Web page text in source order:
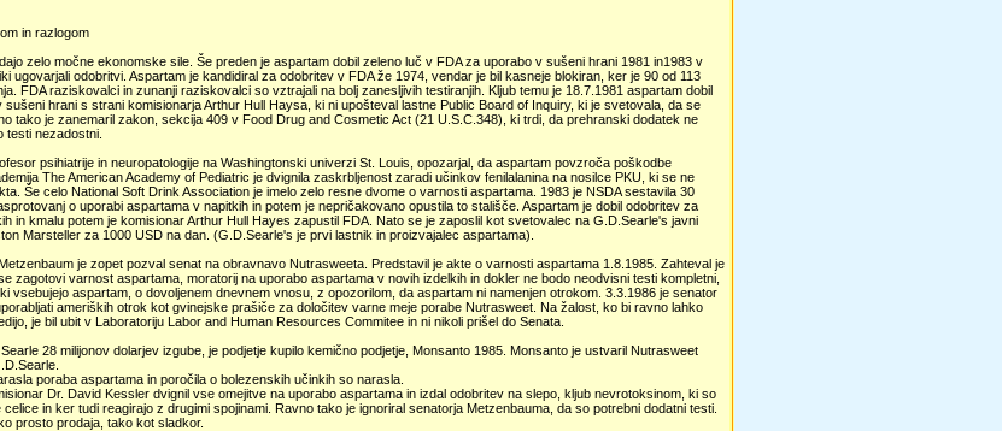
in razlogom
zelo močne ekonomske sile. Še preden je aspartam dobil zeleno luč v FDA za uporabo v sušeni hrani 1981 in1983 v
ugovarjali odobritvi. Aspartam je kandidiral za odobritev v FDA že 1974, vendar je bil kasneje blokiran, ker je 90 od 113
FDA raziskovalci in zunanji raziskovalci so vztrajali na bolj zanesljivih testiranjih. Kljub temu je 18.7.1981 aspartam dobil
hrani s strani komisionarja Arthur Hull Haysa, ki ni upošteval lastne Public Board of Inquiry, ki je svetovala, da se
tako je zanemaril zakon, sekcija 409 v Food Drug and Cosmetic Act (21 U.S.C.348), ki trdi, da prehranski dodatek ne
testi nezadostni.
psihiatrije in neuropatologije na Washingtonski univerzi St. Louis, opozarjal, da aspartam povzroča poškodbe
The American Academy of Pediatric je dvignila zaskrbljenost zaradi učinkov fenilalanina na nosilce PKU, ki se ne
Še celo National Soft Drink Association je imelo zelo resne dvome o varnosti aspartama. 1983 je NSDA sestavila 30
o uporabi aspartama v napitkih in potem je nepričakovano opustila to stališče. Aspartam je dobil odobritev za
in kmalu potem je komisionar Arthur Hull Hayes zapustil FDA. Nato se je zaposlil kot svetovalec na G.D.Searle's javni
Marsteller za 1000 USD na dan. (G.D.Searle's je prvi lastnik in proizvajalec aspartama).
je zopet pozval senat na obravnavo Nutrasweeta. Predstavil je akte o varnosti aspartama 1.8.1985. Zahteval je
zagotovi varnost aspartama, moratorij na uporabo aspartama v novih izdelkih in dokler ne bodo neodvisni testi kompletni,
vsebujejo aspartam, o dovoljenem dnevnem vnosu, z opozorilom, da aspartam ni namenjen otrokom. 3.3.1986 je senator
ameriških otrok kot gvinejske prašiče za določitev varne meje porabe Nutrasweet. Na žalost, ko bi ravno lahko
je bil ubit v Laboratoriju Labor and Human Resources Commitee in ni nikoli prišel do Senata.
28 milijonov dolarjev izgube, je podjetje kupilo kemično podjetje, Monsanto 1985. Monsanto je ustvaril Nutrasweet
poraba aspartama in poročila o bolezenskih učinkih so narasla.
Dr. David Kessler dvignil vse omejitve na uporabo aspartama in izdal odobritev na slepo, kljub nevrotoksinom, ki so
in ker tudi reagirajo z drugimi spojinami. Ravno tako je ignoriral senatorja Metzenbauma, da so potrebni dodatni testi.
prosto prodaja, tako kot sladkor.